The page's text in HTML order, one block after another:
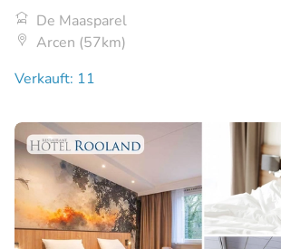
De Maasparel
Arcen (57km)
Verkauft: 11